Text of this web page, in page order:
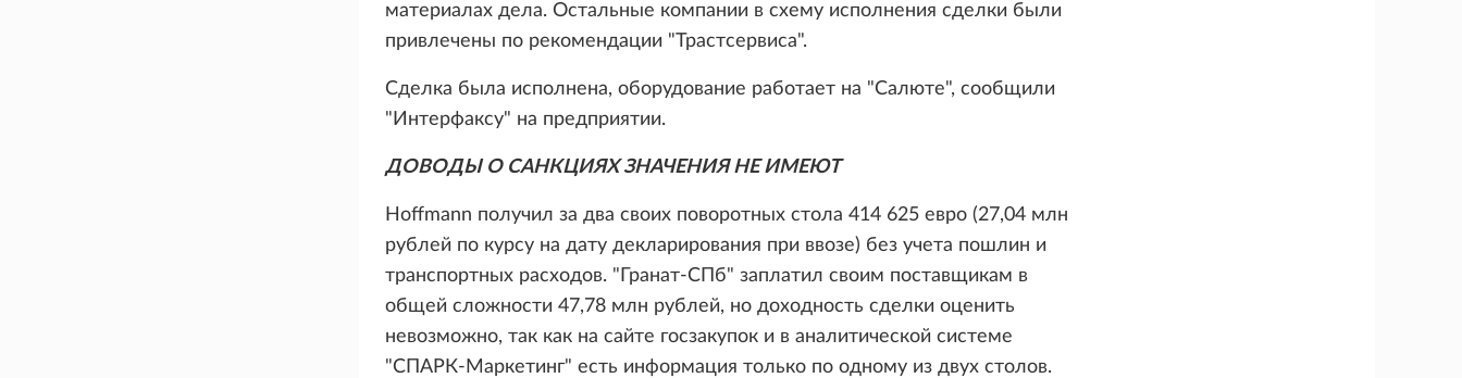
материалах дела. Остальные компании в схему исполнения сделки были
привлечены по рекомендации "Трастсервиса".
Сделка была исполнена, оборудование работает на "Салюте", сообщили
"Интерфаксу" на предприятии.
ДОВОДЫ О САНКЦИЯХ ЗНАЧЕНИЯ НЕ ИМЕЮТ
Hoffmann получил за два своих поворотных стола 414 625 евро (27,04 млн
рублей по курсу на дату декларирования при ввозе) без учета пошлин и
транспортных расходов. "Гранат-СПб" заплатил своим поставщикам в
общей сложности 47,78 млн рублей, но доходность сделки оценить
невозможно, так как на сайте госзакупок и в аналитической системе
"СПАРК-Маркетинг" есть информация только по одному из двух столов.